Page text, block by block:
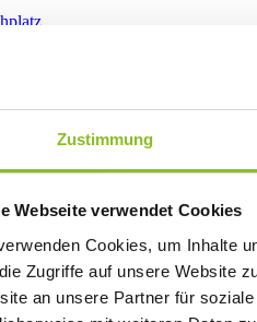
Zustimmung
Webseite verwendet Cookies
Cookies, um Inhalte
Zugriffe auf unsere Website
an unsere Partner für